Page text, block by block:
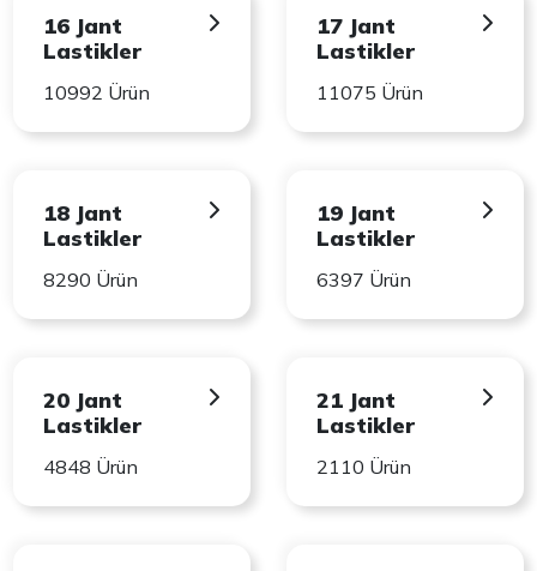
16 Jant
Lastikler
10992 Ürün
17 Jant
Lastikler
11075 Ürün
18 Jant
Lastikler
8290 Ürün
19 Jant
Lastikler
6397 Ürün
20 Jant
Lastikler
4848 Ürün
21 Jant
Lastikler
2110 Ürün